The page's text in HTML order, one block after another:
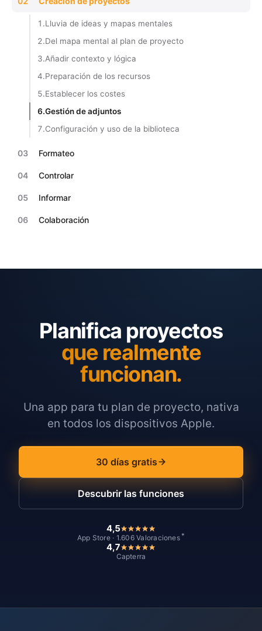
1.Lluvia de ideas y mapas mentales
2.Del mapa mental al plan de proyecto
3.Añadir contexto y lógica
4.Preparación de los recursos
5.Establecer los costes
6.Gestión de adjuntos
7.Configuración y uso de la biblioteca
03 Formateo
04 Controlar
05 Informar
06 Colaboración
Planifica proyectos
que realmente
funcionan.
Una app para tu plan de proyecto, nativa
en todos los dispositivos Apple.
30 días gratis
Descubrir las funciones
4,5
App Store · 1.606 Valoraciones *
4,7
Capterra